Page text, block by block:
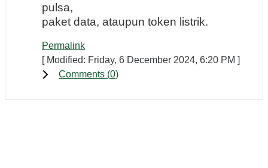
pulsa,
paket data, ataupun token listrik.
Permalink
[ Modified: Friday, 6 December 2024, 6:20 PM ]
Comments (0)